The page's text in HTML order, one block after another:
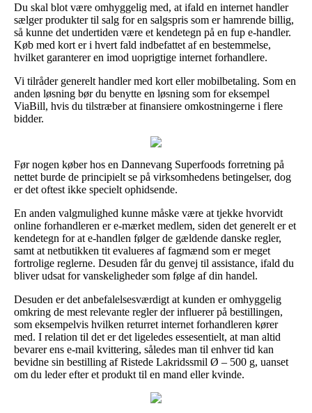
Du skal blot være omhyggelig med, at ifald en internet handler
sælger produkter til salg for en salgspris som er hamrende billig,
så kunne det undertiden være et kendetegn på en fup e-handler.
Køb med kort er i hvert fald indbefattet af en bestemmelse,
hvilket garanterer en imod uoprigtige internet forhandlere.
Vi tilråder generelt handler med kort eller mobilbetaling. Som en
anden løsning bør du benytte en løsning som for eksempel
ViaBill, hvis du tilstræber at finansiere omkostningerne i flere
bidder.
Før nogen køber hos en Dannevang Superfoods forretning på
nettet burde de principielt se på virksomhedens betingelser, dog
er det oftest ikke specielt ophidsende.
En anden valgmulighed kunne måske være at tjekke hvorvidt
online forhandleren er e-mærket medlem, siden det generelt er et
kendetegn for at e-handlen følger de gældende danske regler,
samt at netbutikken tit evalueres af fagmænd som er meget
fortrolige reglerne. Desuden får du genvej til assistance, ifald du
bliver udsat for vanskeligheder som følge af din handel.
Desuden er det anbefalelsesværdigt at kunden er omhyggelig
omkring de mest relevante regler der influerer på bestillingen,
som eksempelvis hvilken returret internet forhandleren kører
med. I relation til det er det ligeledes essesentielt, at man altid
bevarer ens e-mail kvittering, således man til enhver tid kan
bevidne sin bestilling af Ristede Lakridssmil Ø – 500 g, uanset
om du leder efter et produkt til en mand eller kvinde.